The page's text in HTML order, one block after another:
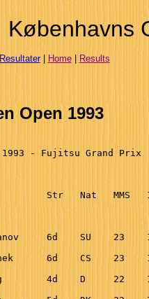
Københavns
| Home| Results
Open 1993
1993 - Fujitsu Grand Prix
Str   Nat
6d    SU    23
6d    CS    23
4d    D     22